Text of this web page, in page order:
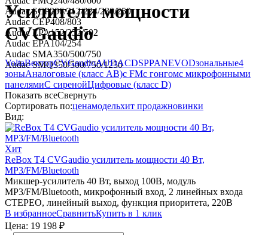
Audac SCP206/212/224/230/250
Audac CEP408/803
Audac EPA152/252/502
Audac EPA104/254
Audac SMA350/500/750
Audac SMQ350/500/750/1250
Усилители мощности
CVGaudio
VoltaВекторCVGaudioAUDACDSPPANEVODзональные4
зоныАналоговые (класс AB)с FMс гонгомс микрофонными
панелямиС сиренойЦифровые (класс D)
Показать всеСвернуть
Сортировать по:ценамодельхит продажновинки
Вид:
Хит
ReBox T4 CVGaudio усилитель мощности 40 Вт,
MP3/FM/Bluetooth
Микшер-усилитель 40 Вт, выход 100В, модуль
MP3/FM/Bluetooth, микрофонный вход, 2 линейных входа
СТЕРЕО, линейный выход, функция приоритета, 220В
В избранноеСравнитьКупить в 1 клик
Цена: 19 198 ₽